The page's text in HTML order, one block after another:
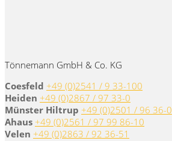
Tönnemann GmbH & Co. KG
Coesfeld +49 (0)2541 / 9 33-100
Heiden +49 (0)2867 / 97 33-0
Münster Hiltrup +49 (0)2501 / 96 36-0
Ahaus +49 (0)2561 / 97 99 86-10
Velen +49 (0)2863 / 92 36-51